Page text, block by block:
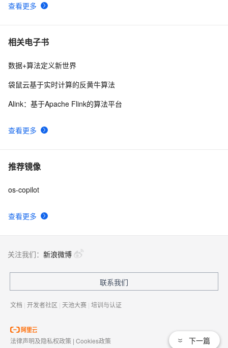
查看更多
相关电子书
查看更多
数据+算法定义新世界
袋鼠云基于实时计算的反黄牛算法
Alink：基于Apache Flink的算法平台
推荐镜像
查看更多
os-copilot
下一篇
关注我们： 新浪微博
联系我们
文档 | 开发者社区 | 天池大赛 | 培训与认证
法律声明及隐私权政策 | Cookies政策